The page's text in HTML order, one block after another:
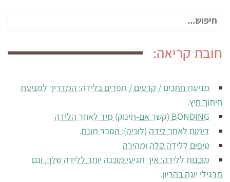
חיפוש
עבור:
חובת קריאה:
מניעת חתכים / קרעים / תפרים בלידה: המדריך למניעת
חיתוך חיץ.
BONDING (קשר אם-תינוק) מיד לאחר הלידה
דימום לאחר לידה (לוכיה): הסבר מונח.
טיפים ללידה קלה ומהירה
מוכנות ללידה: איך תגיעי מוכנה יותר ללידה שלך, וגם
תרגילי יוגה בהריון.